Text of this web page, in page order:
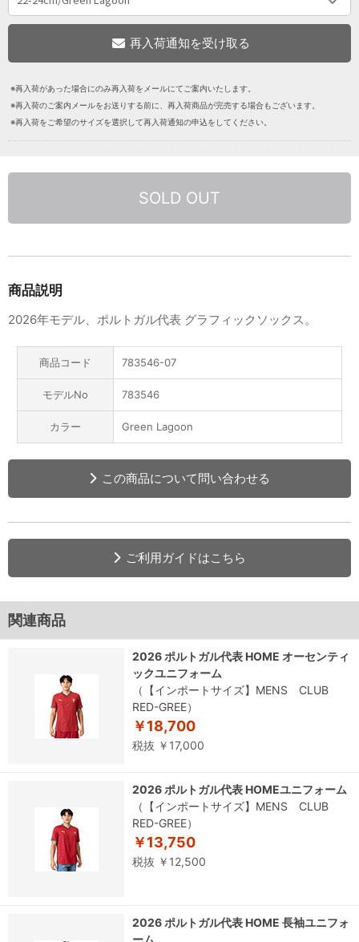
※再入荷があった場合にのみ再入荷をメールにてご案内いたします。
※再入荷のご案内メールをお送りする前に、再入荷商品が完売する場合もございます。
※再入荷をご希望のサイズを選択して再入荷通知の申込をしてください。
SOLD OUT
商品説明
2026年モデル、ポルトガル代表 グラフィックソックス。
商品コード 783546-07
モデルNo 783546
カラー Green Lagoon
この商品について問い合わせる
ご利用ガイドはこちら
関連商品
2026 ポルトガル代表 HOME オーセンティ
ックユニフォーム
（【インポートサイズ】MENS CLUB
RED-GREE）
￥18,700
税抜 ￥17,000
2026 ポルトガル代表 HOMEユニフォーム
（【インポートサイズ】MENS CLUB
RED-GREE）
￥13,750
税抜 ￥12,500
2026 ポルトガル代表 HOME 長袖ユニフォ